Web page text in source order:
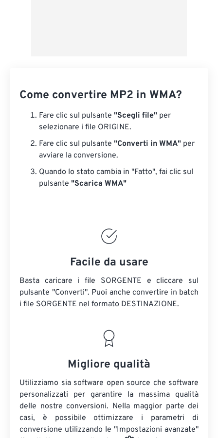
Come convertire MP2 in WMA?
Fare clic sul pulsante "Scegli file" per
selezionare i file ORIGINE.
Fare clic sul pulsante "Converti in WMA" per
avviare la conversione.
Quando lo stato cambia in "Fatto", fai clic sul
pulsante "Scarica WMA"
Facile da usare
Basta caricare i file SORGENTE e cliccare sul
pulsante "Converti". Puoi anche convertire in batch
i file SORGENTE nel formato DESTINAZIONE.
Migliore qualità
Utilizziamo sia software open source che software
personalizzati per garantire la massima qualità
delle nostre conversioni. Nella maggior parte dei
casi, è possibile ottimizzare i parametri di
conversione utilizzando le "Impostazioni avanzate"